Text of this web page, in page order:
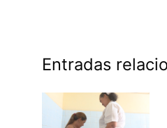
Entradas